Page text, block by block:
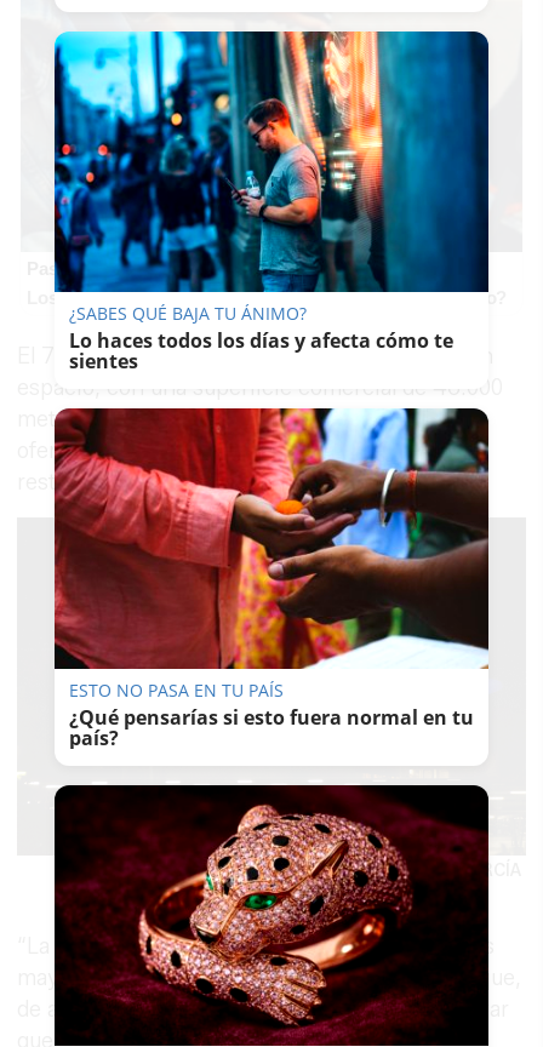
Pasaportes que abren puertas
Los pasaportes más poderosos del mundo, ¿está el tuyo?
El 7 de noviembre de 2007 abrió sus puertas un
espacio, con una superficie comercial de 46.000
metros cuadrados, donde encontrar una amplia
oferta no solo de moda sino también de ocio y
restauración.
Exterior del centro comercial en Jerez.MANU GARCÍA
“La ciudad le daba así la bienvenida a uno de los
mayores complejos comerciales de Andalucía que,
de alguna manera, cambiaba la forma de comprar
que hasta entonces habían conocido los
¿SABES QUÉ BAJA TU ÁNIMO?
Lo haces todos los días y afecta cómo te
sientes
ESTO NO PASA EN TU PAÍS
¿Qué pensarías si esto fuera normal en tu
país?